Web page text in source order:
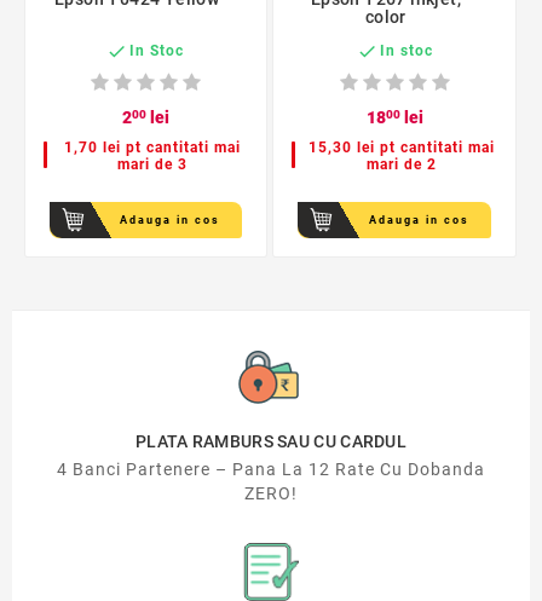
 In Stoc
200lei
1,70 lei pt cantitati mai
mari de 3
Adauga in cos
color
 In stoc
1800lei
15,30 lei pt cantitati mai
mari de 2
Adauga in cos
PLATA RAMBURS SAU CU CARDUL
4 Banci Partenere – Pana La 12 Rate Cu Dobanda
ZERO!